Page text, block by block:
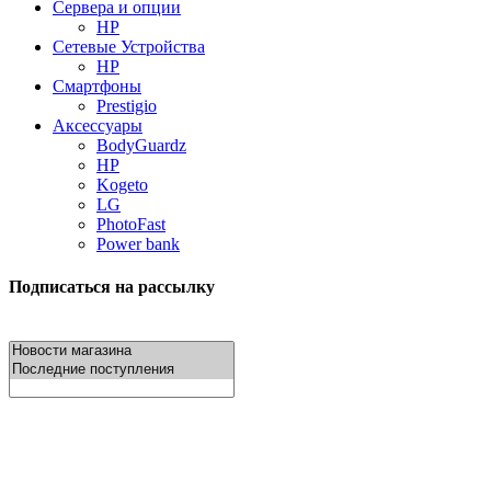
Сервера и опции
HP
Сетевые Устройства
HP
Смартфоны
Prestigio
Аксессуары
BodyGuardz
HP
Kogeto
LG
PhotoFast
Power bank
Подписаться на рассылку